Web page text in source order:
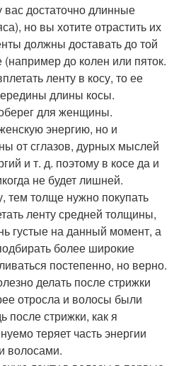
достаточно длинные
но вы хотите отрастить их
должны доставать до той
до колен или пяток.
ленту в косу, то ее
длины косы.
для женщины.
энергию, но и
от сглазов, дурных мыслей
и т. д. поэтому в косе да и
не будет лишней.
тем толще нужно покупать
ленту средней толщины,
густые на данный момент, а
более широкие
постепенно, но верно.
делать после стрижки
отросла и волосы были
стрижки, как я
теряет часть энергии
волосами.